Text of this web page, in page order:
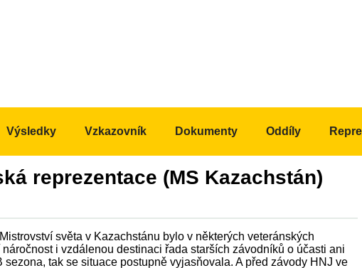
reprezentace (MS Kazachstán)
světa v Kazachstánu bylo v některých veteránských
i vzdálenou destinaci řada starších závodníků o účasti ani
tak se situace postupně vyjasňovala. A před závody HNJ ve
Výsledky Vzkazovník Dokumenty Oddíly